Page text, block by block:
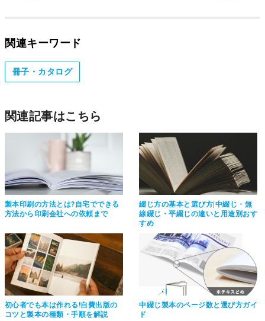
関連キーワード
冊子・カタログ
関連記事はこちら
製本印刷の方法とは?自宅でできる
方法から印刷会社への依頼まで
綴じ方の基本と選び方|中綴じ・無
線綴じ・平綴じの違いと用途別おす
すめ
初心者でも本は作れる!自費出版の
コツと製本の種類・手順を解説
中綴じ製本のページ数と選び方ガイ
ド